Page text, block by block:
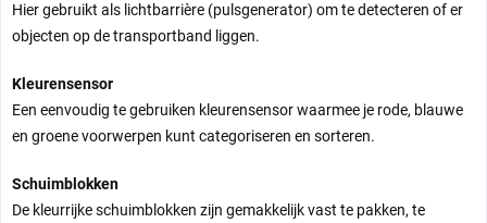
Hier gebruikt als lichtbarrière (pulsgenerator) om te detecteren of er
objecten op de transportband liggen.
Kleurensensor
Een eenvoudig te gebruiken kleurensensor waarmee je rode, blauwe
en groene voorwerpen kunt categoriseren en sorteren.
Schuimblokken
De kleurrijke schuimblokken zijn gemakkelijk vast te pakken, te